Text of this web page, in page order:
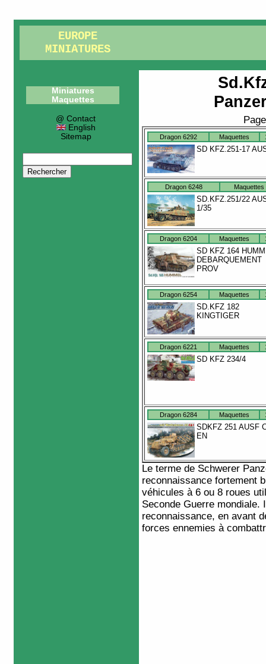
EUROPE
MINIATURES
Miniatures
Maquettes
@ Contact
English
Sitemap
Dragon 6292 Maquettes
SD KFZ.251-17
Dragon 6248 Maquettes
SD.KFZ.251/22
1/35
Dragon 6204 Maquettes
SD KFZ 164
DEBARQUEMENT
PROV
Dragon 6254 Maquettes
SD.KFZ 182
KINGTIGER
Dragon 6221 Maquettes
SD KFZ 234/4
Dragon 6284 Maquettes
SDKFZ 251 AUSF
EN
Le terme de Schwerer
reconnaissance fortement
véhicules à 6 ou 8 roues
Seconde Guerre mondiale.
reconnaissance, en avant
forces ennemies à